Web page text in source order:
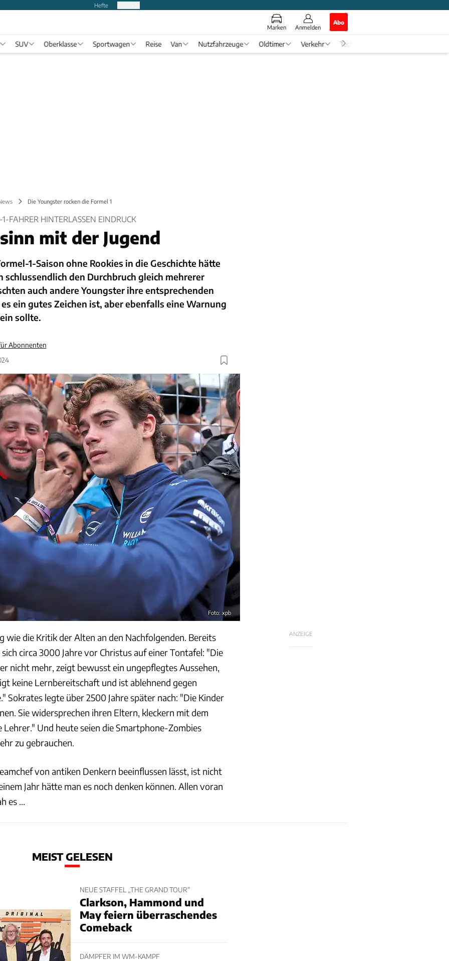
Hefte
Marken Anmelden
Abo
SUV Oberklasse Sportwagen Reise Van Nutzfahrzeuge Oldtimer Verkehr Tech & Zukunft
Die Youngster rocken die Formel 1
FAHRER HINTERLASSEN EINDRUCK
mit der Jugend
1-Saison ohne Rookies in die Geschichte hätte
schlussendlich den Durchbruch gleich mehrerer
auch andere Youngster ihre entsprechenden
ein gutes Zeichen ist, aber ebenfalls eine Warnung
sollte.
Abonnenten
Foto: xpb
ANZEIGE
wie die Kritik der Alten an den Nachfolgenden. Bereits
circa 3000 Jahre vor Christus auf einer Tontafel: "Die
nicht mehr, zeigt bewusst ein ungepflegtes Aussehen,
keine Lernbereitschaft und ist ablehnend gegen
Sokrates legte über 2500 Jahre später nach: "Die Kinder
Sie widersprechen ihren Eltern, kleckern mit dem
Lehrer." Und heute seien die Smartphone-Zombies
zu gebrauchen.
von antiken Denkern beeinflussen lässt, ist nicht
Jahr hätte man es noch denken können. Allen voran
es ...
MEIST GELESEN
NEUE STAFFEL „THE GRAND TOUR“
Clarkson, Hammond und
May feiern überraschendes
Comeback
DÄMPFER IM WM-KAMPF